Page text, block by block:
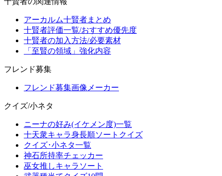
アーカルム十賢者まとめ
十賢者評価一覧/おすすめ優先度
十賢者の加入方法/必要素材
「至賢の領域」強化内容
フレンド募集
フレンド募集画像メーカー
クイズ/小ネタ
ニーナの好み(イケメン度)一覧
十天衆キャラ身長順ソートクイズ
クイズ･小ネタ一覧
神石所持率チェッカー
巫女推しキャラソート